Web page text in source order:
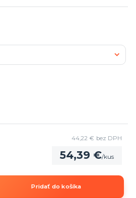
54,39 €/kus
44,22 € bez DPH
Pridať do košíka